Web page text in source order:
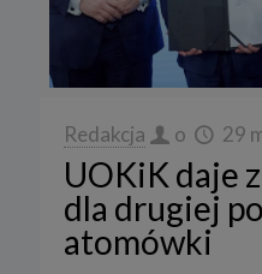
Redakcja o 29
UOKiK daje
dla drugiej
atomówki